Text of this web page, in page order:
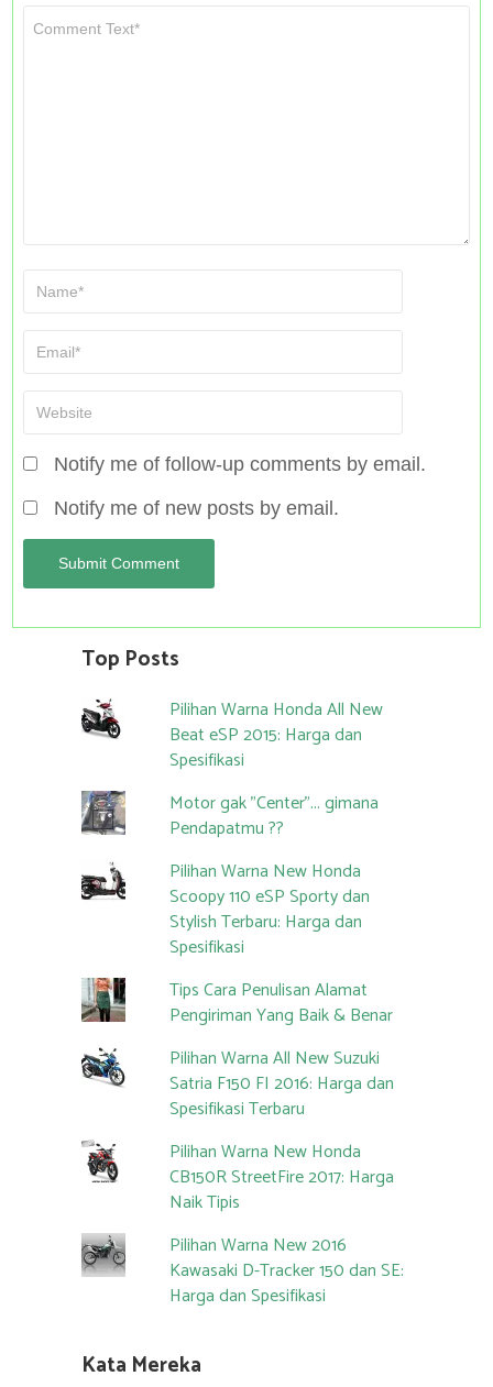
Notify me of follow-up comments by email.
Notify me of new posts by email.
Top Posts
Pilihan Warna Honda All New
Beat eSP 2015: Harga dan
Spesifikasi
Motor gak "Center"... gimana
Pendapatmu ??
Pilihan Warna New Honda
Scoopy 110 eSP Sporty dan
Stylish Terbaru: Harga dan
Spesifikasi
Tips Cara Penulisan Alamat
Pengiriman Yang Baik & Benar
Pilihan Warna All New Suzuki
Satria F150 FI 2016: Harga dan
Spesifikasi Terbaru
Pilihan Warna New Honda
CB150R StreetFire 2017: Harga
Naik Tipis
Pilihan Warna New 2016
Kawasaki D-Tracker 150 dan SE:
Harga dan Spesifikasi
Kata Mereka